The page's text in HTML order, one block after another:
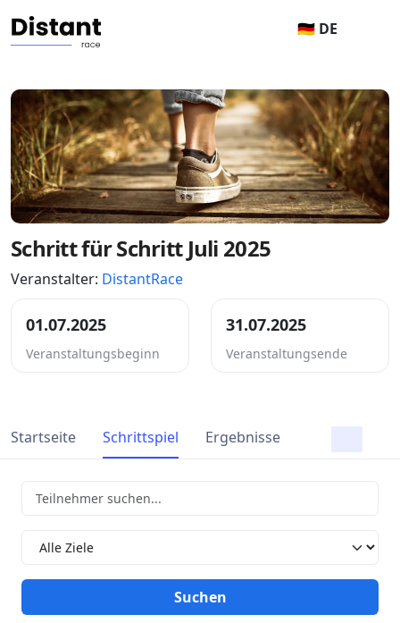
🇩🇪 DE
Schritt für Schritt Juli 2025
Veranstalter: DistantRace
01.07.2025
Veranstaltungsbeginn
31.07.2025
Veranstaltungsende
Startseite Schrittspiel Ergebnisse